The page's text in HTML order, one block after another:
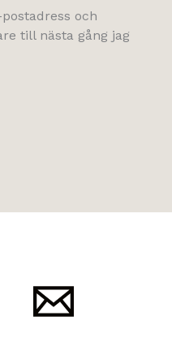
och
till nästa gång jag